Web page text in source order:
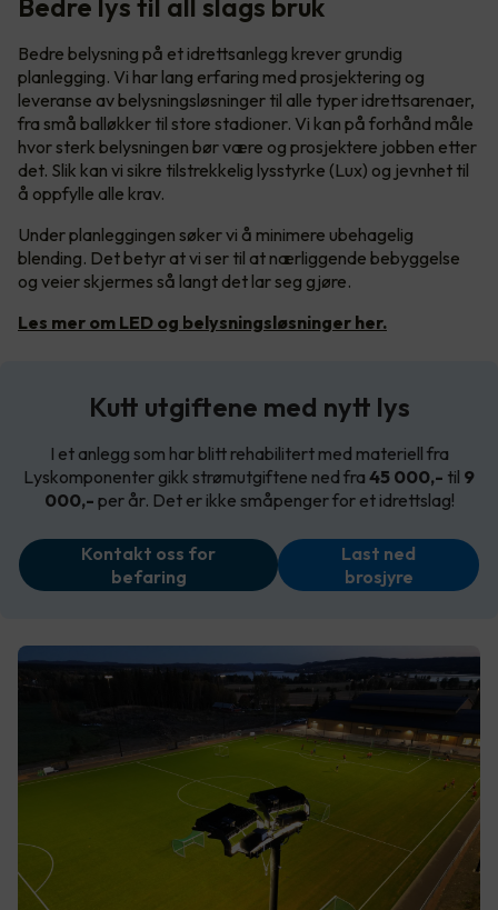
Bedre lys til all slags bruk
Bedre belysning på et idrettsanlegg krever grundig
planlegging. Vi har lang erfaring med prosjektering og
leveranse av belysningsløsninger til alle typer idrettsarenaer,
fra små balløkker til store stadioner. Vi kan på forhånd måle
hvor sterk belysningen bør være og prosjektere jobben etter
det. Slik kan vi sikre tilstrekkelig lysstyrke (Lux) og jevnhet til
å oppfylle alle krav.
Under planleggingen søker vi å minimere ubehagelig
blending. Det betyr at vi ser til at nærliggende bebyggelse
og veier skjermes så langt det lar seg gjøre.
Les mer om LED og belysningsløsninger her.
Kutt utgiftene med nytt lys
I et anlegg som har blitt rehabilitert med materiell fra
Lyskomponenter gikk strømutgiftene ned fra 45 000,- til 9
000,- per år. Det er ikke småpenger for et idrettslag!
Kontakt oss for
befaring
Last ned
brosjyre